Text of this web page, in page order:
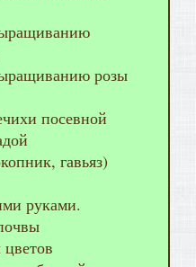
розы
посевной
гавьяз)
руками.